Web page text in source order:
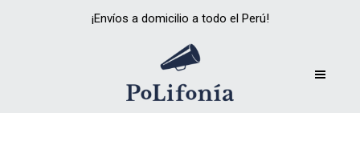
¡Envíos a domicilio a todo el Perú!